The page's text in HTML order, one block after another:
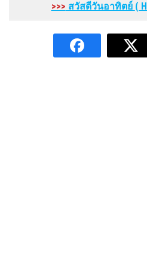
>>> สวัสดีวันอาทิตย์ (